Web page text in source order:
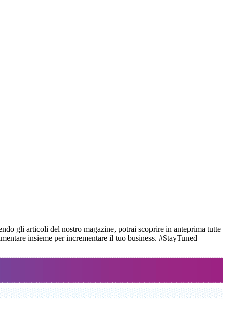
gli articoli del nostro magazine, potrai scoprire in anteprima tutte
insieme per incrementare il tuo business. #StayTuned